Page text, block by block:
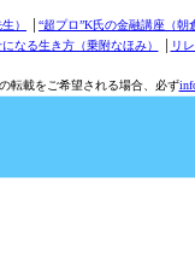
）
“超プロ”K氏の金融講座（朝
なる生き方（乗附なほみ）
リ
転載をご希望される場合、必ず